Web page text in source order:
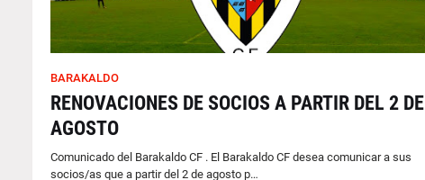
BARAKALDO
RENOVACIONES DE SOCIOS A PARTIR DEL 2 DE
AGOSTO
Comunicado del Barakaldo CF . El Barakaldo CF desea comunicar a sus
socios/as que a partir del 2 de agosto p…